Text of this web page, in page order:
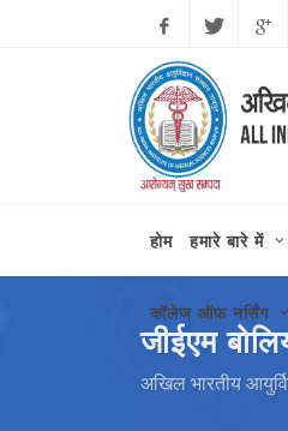
FacebookTwitter
Plus
होम हमारे बारे में
कॉलेज ऑफ नर्सिंग
जीईएम
अखिल भारतीय